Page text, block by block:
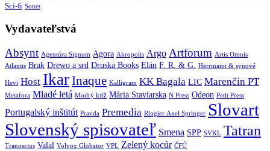
Sci-fi Sonet
Vydavateľstvá
Absynt Agentúra Signum Agora Akropolis Argo Artforum Artis Omnis
Atlantis Brak Drewo a srd Druska Books Elán F. R. & G. Herrmann & synové
Hevi Host IkarInaque Kalligram KK Bagala LIC Marenčin PT
Metafora Mladé letá Modrý kríž Mária Staviarska N Press Odeon Petit Press
Portugalský inštitút Pravda Premedia Ringier Axel Springer Slovart
Slovenský spisovateľ Smena SPP SVKL Tatran
Tranoscius Valal Volvox Globator VPL Zelený kocúr ČFÚ